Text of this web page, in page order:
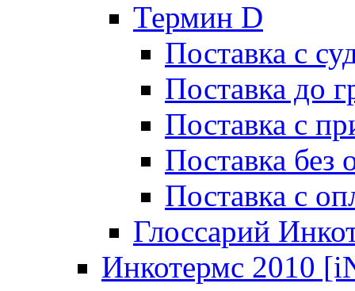
Термин D
Поставка с
Поставка до
Поставка с
Поставка
Поставка с
Глоссарий
Инкотермс 2010